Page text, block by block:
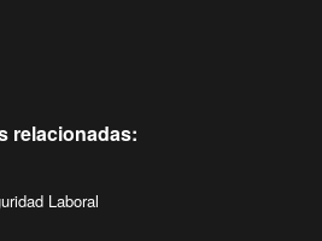
relacionadas:
Laboral